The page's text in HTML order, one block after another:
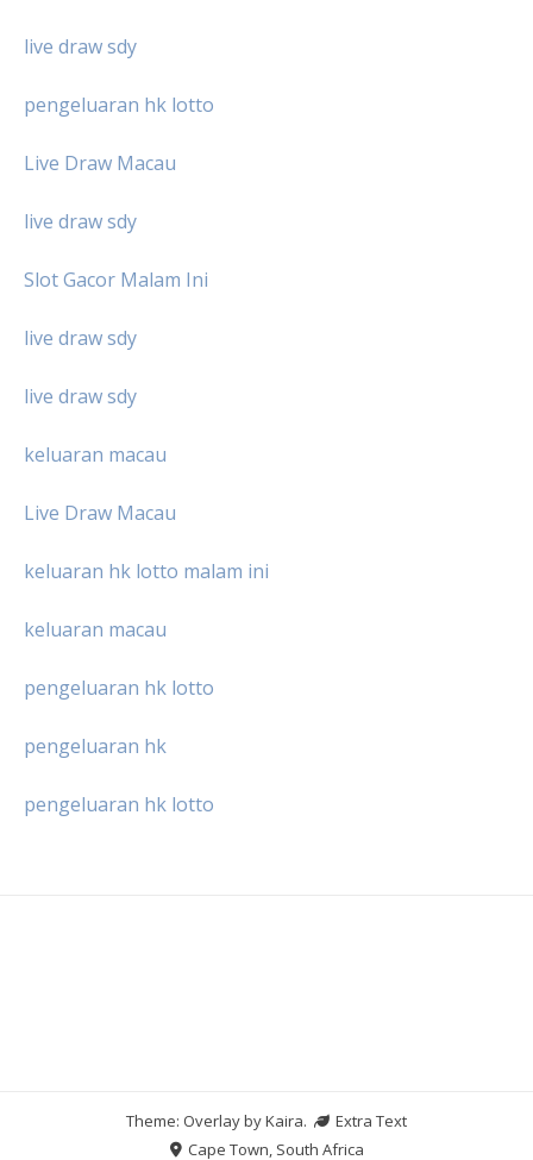
live draw sdy
pengeluaran hk lotto
Live Draw Macau
live draw sdy
Slot Gacor Malam Ini
live draw sdy
live draw sdy
keluaran macau
Live Draw Macau
keluaran hk lotto malam ini
keluaran macau
pengeluaran hk lotto
pengeluaran hk
pengeluaran hk lotto
Theme: Overlay byKaira.
Extra Text
Cape Town, South Africa